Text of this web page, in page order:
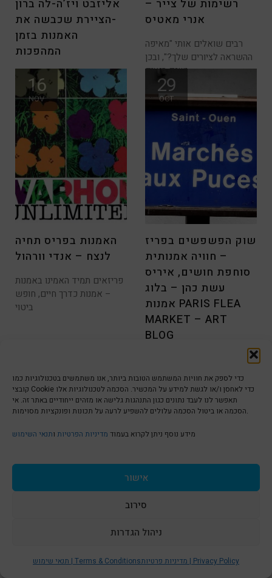
כדי לספק את חוויות המשתמש הטובות ביותר, אנו משתמשים בטכנולוגיות כמו
קובצי Cookie כדי לאחסן ו/או לגשת למידע על המכשיר. הסכמה לטכנולוגיות אלו
תאפשר לנו לעבד נתונים כגון התנהגות גלישה או מזהים ייחודיים באתר זה. אי
הסכמה או ביטול הסכמה עלולים להשפיע לרעה על תכונות ופונקציות מסוימות.
מידע נוסף ניתן לקרוא בעמוד מדיניות הפרטיות ותנאי השימוש
אישור
סירוב
ניהול הגדרות
תנאי שימוש | Terms & Conditions מדיניות פרטיות | Privacy Policy
אליזבט ויז’ה-לה ברון
-הציירת שכבשה את
האמנות בזמן
המהפכות
בתקופת המאה ה-18 והמאה
ב-19 מכירים לרוב את הציירים
של
רשימות של צייר –
אנרי מאטיס
רבים שואלים אותי "מאיפה
ההשראה לציורים שלך?", ובכן
ישנם רגעים
16
NOV
האמנות בפריס תחיה
לנצח – אנדי וורהול
פריזאים תמיד האמינו באמנות
– אמנות כדרך חיים, חופש
ביטוי
29
OCT
שוק הפשפשים בפריז
– חוויה אמנותית
סוחפת חושים, איריס
עשת כהן – בלוג
אמנות PARIS FLEA
MARKET – ART
BLOG
סוף מוזיאונים, מונומנטים,
אמנות מכל
17
OCT
על ההתרגשות הרבה, הקשה
21
SEP
חופש
מאחלת לכולם ששולחן החג